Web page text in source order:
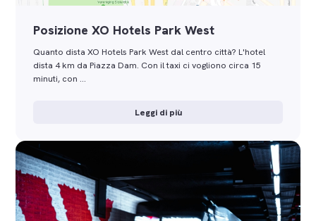
Posizione XO Hotels Park West
Quanto dista XO Hotels Park West dal centro città? L'hotel
dista 4 km da Piazza Dam. Con il taxi ci vogliono circa 15
minuti, con …
Leggi di più